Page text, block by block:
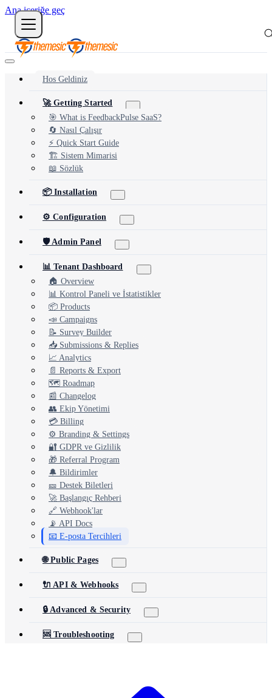
Ana içeriğe geç
Hos Geldiniz
🚀 Getting Started
🎯 What is FeedbackPulse SaaS?
🔄 Nasıl Çalışır
⚡ Quick Start Guide
🏗️ Sistem Mimarisi
📖 Sözlük
📦 Installation
⚙️ Configuration
🛡️ Admin Panel
📊 Tenant Dashboard
🏠 Overview
📊 Kontrol Paneli ve İstatistikler
📦 Products
📣 Campaigns
📝 Survey Builder
📥 Submissions & Replies
📈 Analytics
📄 Reports & Export
🗺️ Roadmap
📰 Changelog
👥 Ekip Yönetimi
💳 Billing
⚙️ Branding & Settings
🔐 GDPR ve Gizlilik
🎁 Referral Program
🔔 Bildirimler
🎫 Destek Biletleri
🚀 Başlangıç Rehberi
🔗 Webhook'lar
📡 API Docs
📧 E-posta Tercihleri
🌐 Public Pages
🔌 API & Webhooks
🔒 Advanced & Security
🆘 Troubleshooting